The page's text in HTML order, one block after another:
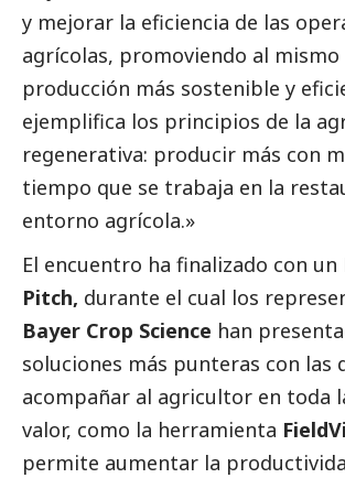
y mejorar la eficiencia de las
agrícolas, promoviendo al
producción más sostenible y
ejemplifica los principios de la
regenerativa: producir más con
tiempo que se trabaja en la
entorno agrícola.»
El encuentro ha finalizado con un
Pitch, durante el cual los
Bayer Crop Science han
soluciones más punteras con las
acompañar al agricultor en toda
valor, como la herramienta
permite aumentar la